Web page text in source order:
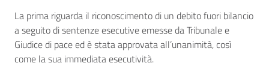
La prima riguarda il riconoscimento di un debito fuori bilancio
a seguito di sentenze esecutive emesse da Tribunale e
Giudice di pace ed è stata approvata all’unanimità, così
come la sua immediata esecutività.